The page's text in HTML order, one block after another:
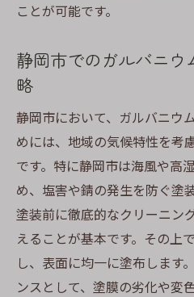
ことが可能です。
静岡市でのガルバニ
略
静岡市において、ガルバニウ
めには、地域の気候特性を考
です。特に静岡市は海風や高
め、塩害や錆の発生を防ぐ塗
塗装前に徹底的なクリーニン
えることが基本です。その上
し、表面に均一に塗布します
ンスとして、塗膜の劣化や変